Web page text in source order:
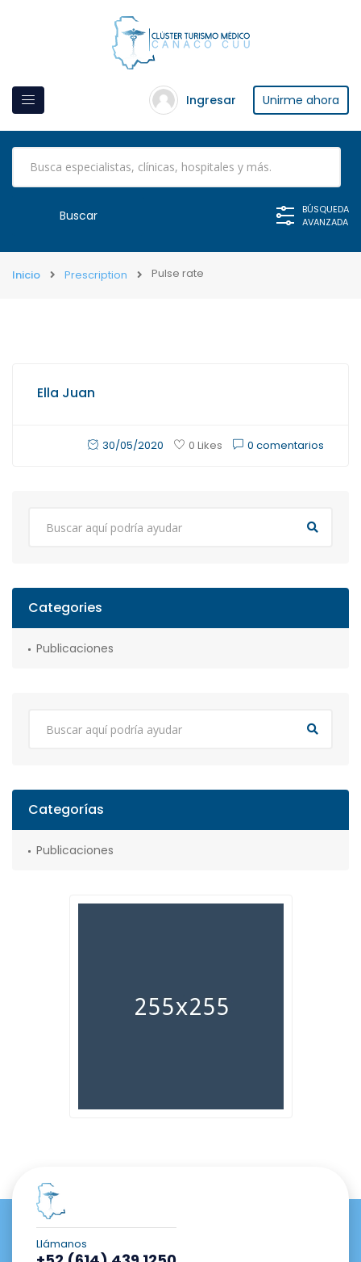
Ingresar Unirme ahora
BÚSQUEDA
AVANZADA
Inicio Prescription Pulse rate
Ella Juan
30/05/2020 0 Likes 0 comentarios
Categories
Publicaciones
Categorías
Publicaciones
Llámanos